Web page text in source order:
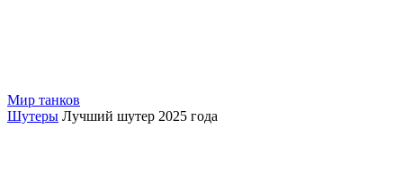
Мир танков
Шутеры Лучший шутер 2025 года